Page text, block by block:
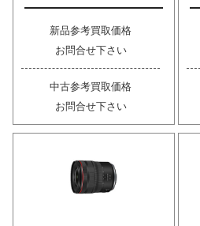
新品参考買取価格
お問合せ下さい
中古参考買取価格
お問合せ下さい